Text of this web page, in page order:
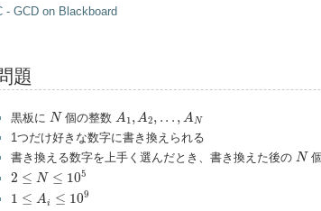
- GCD on Blackboard
題
黒板に N
N 個の整数 A1,A2, . . . , AN
A1 A2
1つだけ好きな数字に書き換えられる
書き換える数字を上手く選んだとき、書き換えた後の N
N
2 ≤ N ≤ 105
2 N ≤10 5
1 ≤ Ai ≤ 109
1 A ≤10 9